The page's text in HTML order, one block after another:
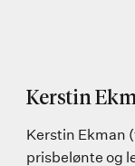
Kerstin
Kerstin Ekman
prisbelønte og